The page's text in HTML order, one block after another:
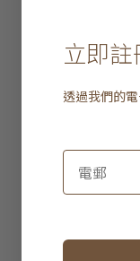
立即註
透過我們的